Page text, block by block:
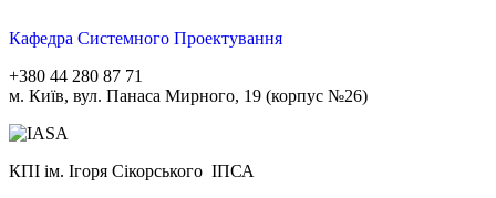
Кафедра Системного Проектування
+380 44 280 87 71
м. Київ, вул. Панаса Мирного, 19 (корпус №26)
КПІ ім. Ігоря Сікорського ІПСА